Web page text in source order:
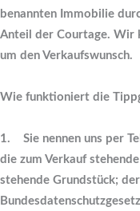
benannten Immobilie
Anteil der Courtage. Wir
um den Verkaufswunsch.
Wie funktioniert die
1. Sie nennen uns per
die zum Verkauf
stehende Grundstück;